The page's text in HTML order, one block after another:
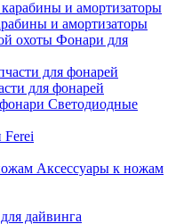
и амортизаторы
Фонари для
для фонарей
Светодиодные
Аксессуары к ножам